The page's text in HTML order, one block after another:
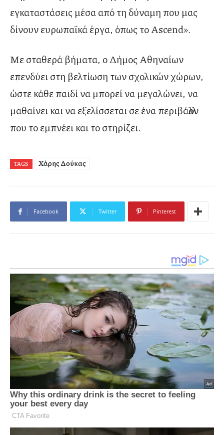
εγκαταστάσεις μέσα από τη δύναμη που μας
δίνουν ευρωπαϊκά έργα, όπως το Ascend».
Με σταθερά βήματα, ο Δήμος Αθηναίων
επενδύει στη βελτίωση των σχολικών χώρων,
ώστε κάθε παιδί να μπορεί να μεγαλώνει, να
μαθαίνει και να εξελίσσεται σε ένα περιβάλλον
που το εμπνέει και το στηρίζει.
TAGS Χάρης Δούκας
Facebook Twitter Pinterest